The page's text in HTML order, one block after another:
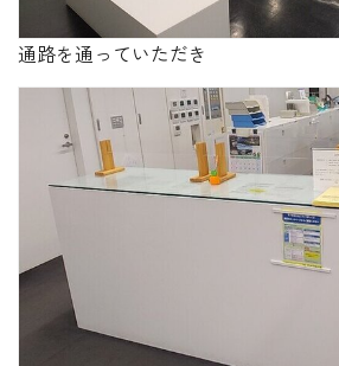
通路を通っていただき